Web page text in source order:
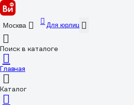
Москва Для юрлиц
Поиск в каталоге
Главная
Каталог